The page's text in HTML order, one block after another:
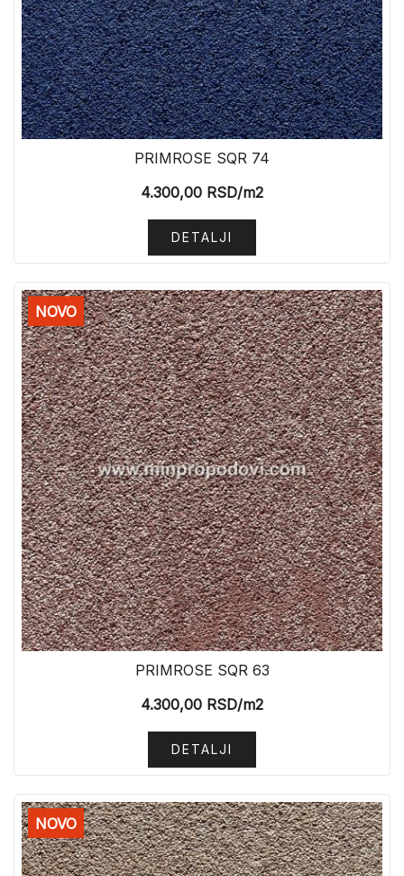
PRIMROSE SQR 74
4.300,00 RSD/m2
DETALJI
NOVO
PRIMROSE SQR 63
4.300,00 RSD/m2
DETALJI
NOVO